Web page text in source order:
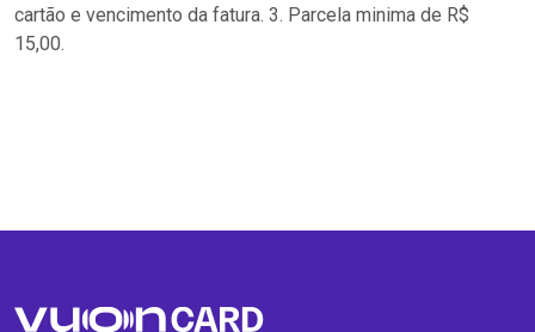
cartão e vencimento da fatura. 3. Parcela minima de R$
15,00.